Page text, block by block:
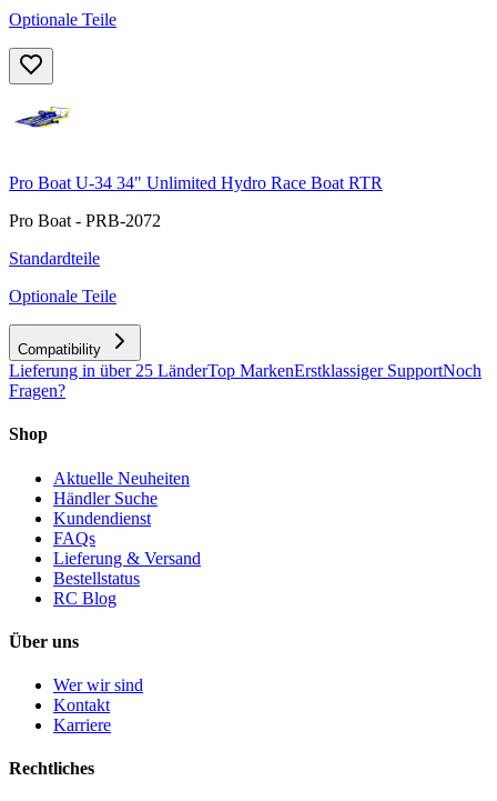
Optionale Teile
Pro Boat U-34 34" Unlimited Hydro Race Boat RTR
Pro Boat - PRB-2072
Standardteile
Optionale Teile
Compatibility
Lieferung in über 25 LänderTop MarkenErstklassiger SupportNoch
Fragen?
Shop
Aktuelle Neuheiten
Händler Suche
Kundendienst
FAQs
Lieferung & Versand
Bestellstatus
RC Blog
Über uns
Wer wir sind
Kontakt
Karriere
Rechtliches